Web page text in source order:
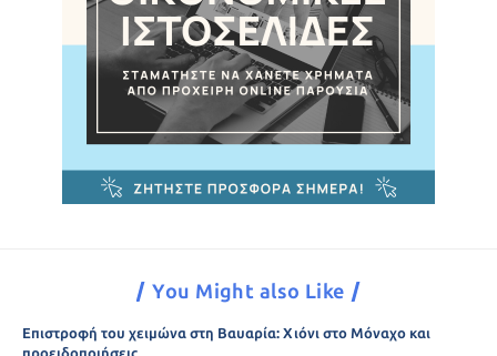
You Might also Like
Επιστροφή του χειμώνα στη Βαυαρία: Χιόνι στο Μόναχο και